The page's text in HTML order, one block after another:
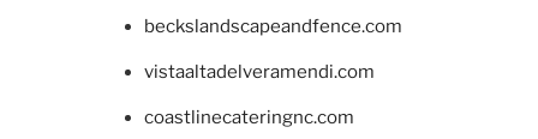
beckslandscapeandfence.com
vistaaltadelveramendi.com
coastlinecateringnc.com